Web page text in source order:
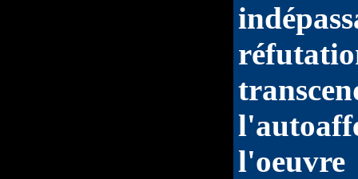
l'oeuvre